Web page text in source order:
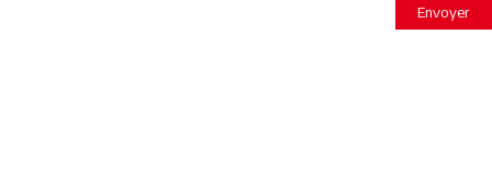
Envoyer